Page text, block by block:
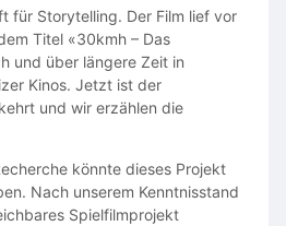
Creation und im Umgang
Arbeitsweise
Larose zur Verfügung unter
oder 041513 09
für Storytelling. Der Film lief vor
Titel «30kmh – Das
und über längere Zeit in
Kinos. Jetzt ist der
und wir erzählen die
könnte dieses Projekt
Nach unserem Kenntnisstand
Spielfilmprojekt